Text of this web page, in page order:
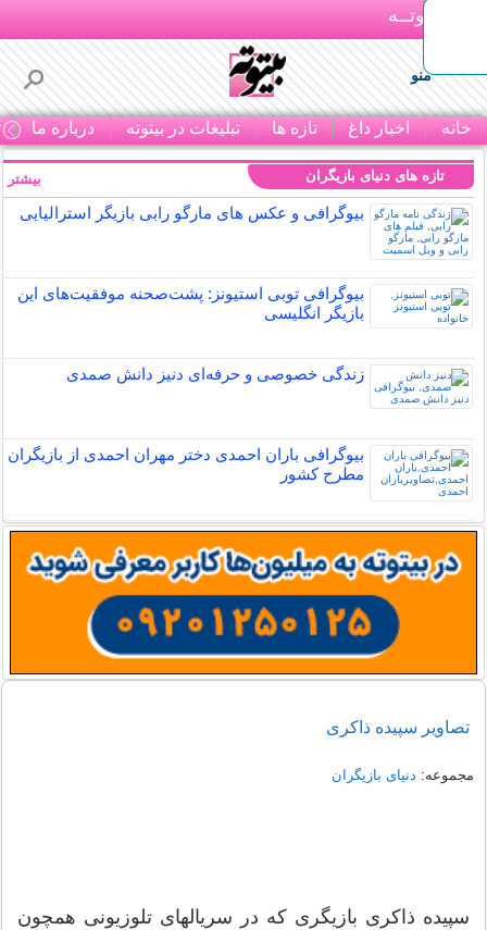
بـیتوتــه
منو
خانه اخبار داغ تازه ها تبلیغات در بیتوته درباره ما
تازه های دنیای بازیگران
بیوگرافی و عکس های مارگو رابی بازیگر استرالیایی
بیوگرافی توبی استیونز: پشت‌صحنه موفقیت‌های این
بازیگر انگلیسی
زندگی خصوصی و حرفه‌ای دنیز دانش صمدی
بیوگرافی باران احمدی دختر مهران احمدی از بازیگران
مطرح کشور
بیشتر
تصاویر سپیده ذاکری
مجموعه: دنیای بازیگران
سپیده ذاکری بازیگری که در سریالهای تلوزیونی همچون